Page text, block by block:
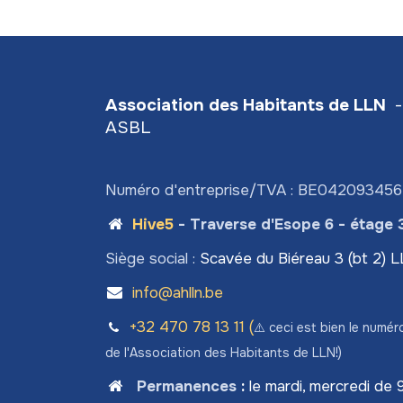
Association des Habitants de LLN -
ASBL
Numéro d'entreprise/TVA :
Hive5- Traverse d'Esope 6 - étage
Siège social : Scavée du Biéreau 3 (bt 2)
info@ahlln.be
+32 470 78​ 13 11 (⚠️ ceci est bien le
de l'Association des Habitants de LLN!)
Permanences: le mardi, mercredi de